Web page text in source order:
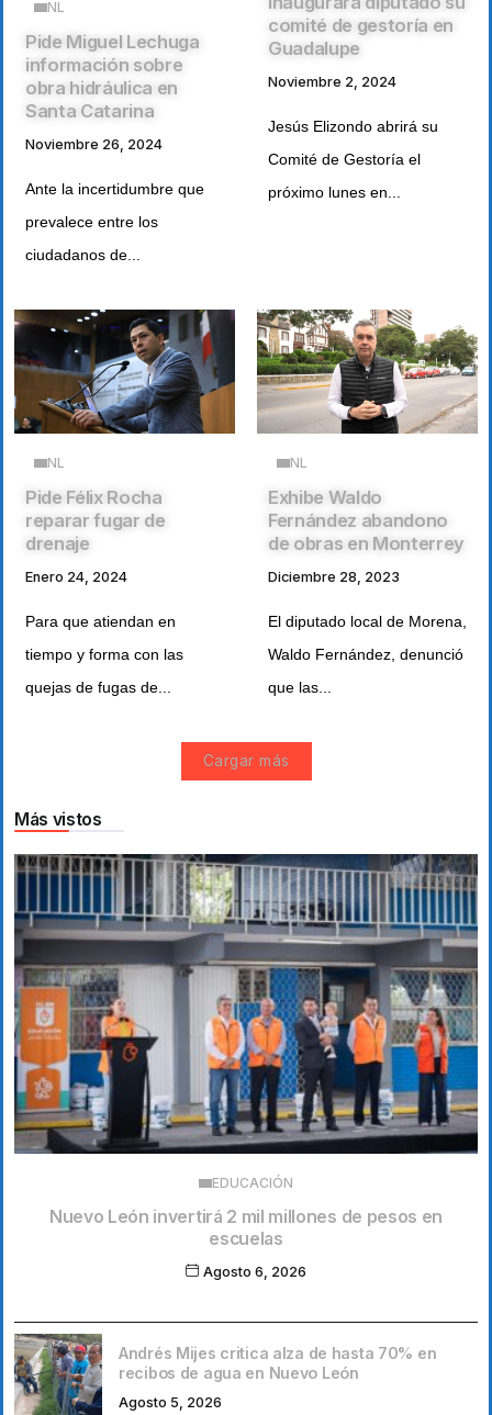
NL
Pide Miguel Lechuga
información sobre
obra hidráulica en
Santa Catarina
Noviembre 26, 2024
Ante la incertidumbre que
prevalece entre los
ciudadanos de...
comité de gestoría en
Guadalupe
Noviembre 2, 2024
Jesús Elizondo abrirá su
Comité de Gestoría el
próximo lunes en...
NL
Pide Félix Rocha
reparar fugar de
drenaje
Enero 24, 2024
Para que atiendan en
tiempo y forma con las
quejas de fugas de...
NL
Exhibe Waldo
Fernández abandono
de obras en Monterrey
Diciembre 28, 2023
El diputado local de Morena,
Waldo Fernández, denunció
que las...
Cargar más
Más vistos
EDUCACIÓN
Nuevo León invertirá 2 mil millones de pesos en
escuelas
Agosto 6, 2026
Andrés Mijes critica alza de hasta 70% en
recibos de agua en Nuevo León
Agosto 5, 2026